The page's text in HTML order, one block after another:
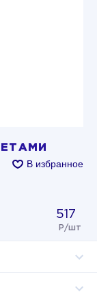
В избранное
517
Р/шт